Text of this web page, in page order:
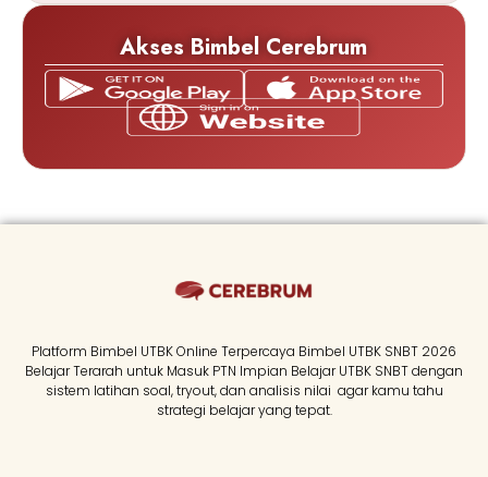
Akses Bimbel Cerebrum
Platform Bimbel UTBK Online Terpercaya Bimbel UTBK SNBT 2026
Belajar Terarah untuk Masuk PTN Impian Belajar UTBK SNBT dengan
sistem latihan soal, tryout, dan analisis nilai agar kamu tahu
strategi belajar yang tepat.